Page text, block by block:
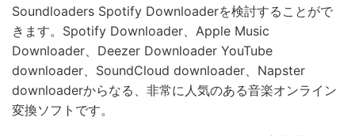
Soundloaders Spotify Downloaderを検討することがで
きます。Spotify Downloader、Apple Music
Downloader、Deezer Downloader YouTube
downloader、SoundCloud downloader、Napster
downloaderからなる、非常に人気のある音楽オンライン
変換ソフトです。